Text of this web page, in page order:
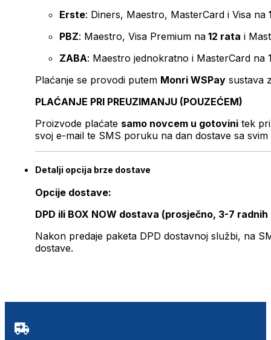
Erste: Diners, Maestro, MasterCard i Visa na
PBZ: Maestro, Visa Premium na 12 rata i
ZABA: Maestro jednokratno i MasterCard na
Plaćanje se provodi putem Monri WSPay sustava
PLAĆANJE PRI PREUZIMANJU (POUZEĆEM)
Proizvode plaćate samo novcem u gotovini tek
svoj e-mail te SMS poruku na dan dostave sa svim
Detalji opcija brze dostave
Opcije dostave:
DPD ili BOX NOW dostava (prosječno, 3-7 radnih
Nakon predaje paketa DPD dostavnoj službi, na
dostave.